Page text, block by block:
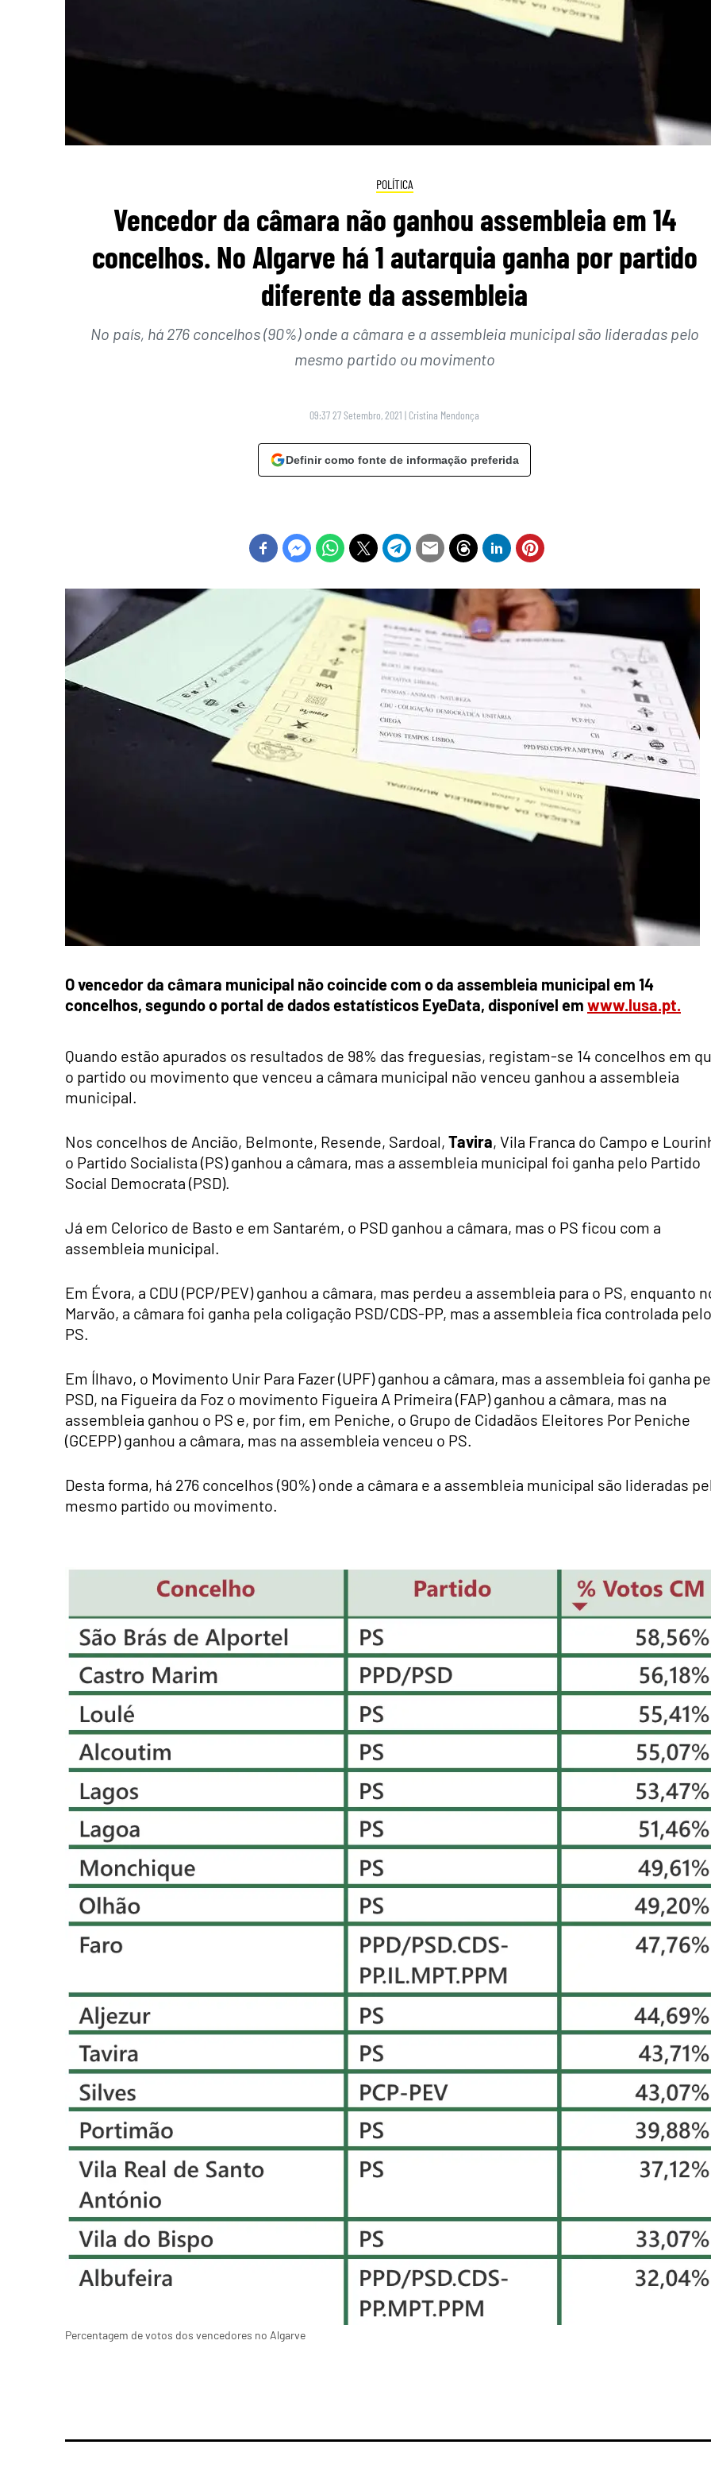
POLÍTICA
Vencedor da câmara não ganhou assembleia em 14
concelhos. No Algarve há 1 autarquia ganha por partido
diferente da assembleia
No país, há 276 concelhos (90%) onde a câmara e a assembleia municipal são lideradas pelo
mesmo partido ou movimento
09:37 27 Setembro, 2021 | Cristina Mendonça
Definir como fonte de informação preferida
O vencedor da câmara municipal não coincide com o da assembleia municipal em 14
concelhos, segundo o portal de dados estatísticos EyeData, disponível em www.lusa.pt.
Quando estão apurados os resultados de 98% das freguesias, registam-se 14 concelhos em
o partido ou movimento que venceu a câmara municipal não venceu ganhou a assembleia
municipal.
Nos concelhos de Ancião, Belmonte, Resende, Sardoal, Tavira, Vila Franca do Campo e
o Partido Socialista (PS) ganhou a câmara, mas a assembleia municipal foi ganha pelo Partido
Social Democrata (PSD).
Já em Celorico de Basto e em Santarém, o PSD ganhou a câmara, mas o PS ficou com a
assembleia municipal.
Em Évora, a CDU (PCP/PEV) ganhou a câmara, mas perdeu a assembleia para o PS, enquanto
Marvão, a câmara foi ganha pela coligação PSD/CDS-PP, mas a assembleia fica controlada pelo
PS.
Em Ílhavo, o Movimento Unir Para Fazer (UPF) ganhou a câmara, mas a assembleia foi ganha
PSD, na Figueira da Foz o movimento Figueira A Primeira (FAP) ganhou a câmara, mas na
assembleia ganhou o PS e, por fim, em Peniche, o Grupo de Cidadãos Eleitores Por Peniche
(GCEPP) ganhou a câmara, mas na assembleia venceu o PS.
Desta forma, há 276 concelhos (90%) onde a câmara e a assembleia municipal são lideradas
mesmo partido ou movimento.
Percentagem de votos dos vencedores no Algarve